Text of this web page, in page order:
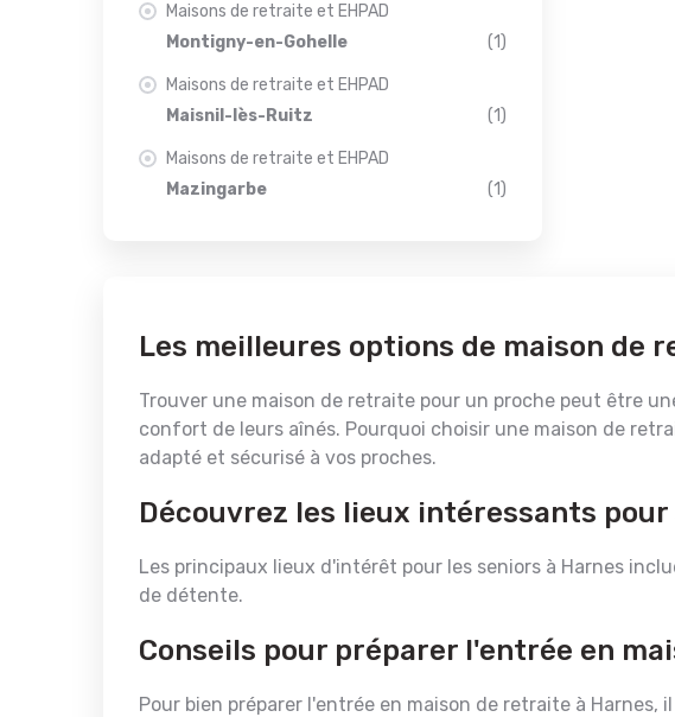
Maisons de retraite et EHPAD
Montigny-en-Gohelle
(1)
Maisons de retraite et EHPAD
Maisnil-lès-Ruitz
(1)
Maisons de retraite et EHPAD
Mazingarbe
(1)
Les meilleures options de maison de
Trouver une maison de retraite pour un proche peut être
confort de leurs aînés. Pourquoi choisir une maison de
adapté et sécurisé à vos proches.
Découvrez les lieux intéressants pour
Les principaux lieux d'intérêt pour les seniors à Harnes
de détente.
Conseils pour préparer l'entrée en
Pour bien préparer l'entrée en maison de retraite à